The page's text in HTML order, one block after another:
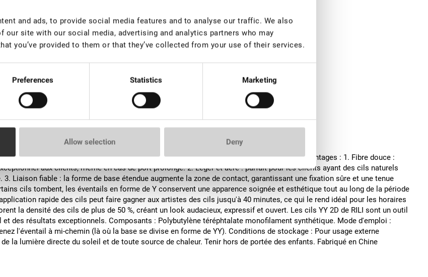
and ads, to provide social media features and to analyse our traffic. We also
our site with our social media, advertising and analytics partners who may
you’ve provided to them or that they’ve collected from your use of their services.
Preferences Statistics Marketing
Deny
Allow selection
conçue pour répondre aux normes les plus élevées de l'industrie des cils. Principaux avantages : 1. Fibre douce :
aux clients, même en cas de port prolongé. 2. Léger et aéré : parfait pour les clients ayant des cils naturels
Liaison fiable : la forme de base étendue augmente la zone de contact, garantissant une fixation sûre et une tenue
cils tombent, les éventails en forme de Y conservent une apparence soignée et esthétique tout au long de la période
rapide des cils peut faire gagner aux artistes des cils jusqu'à 40 minutes, ce qui le rend idéal pour les horaires
la densité des cils de plus de 50 %, créant un look audacieux, expressif et ouvert. Les cils YY 2D de RILI sont un outil
des résultats exceptionnels. Composants : Polybutylène téréphtalate monofilament synthétique. Mode d'emploi :
l'éventail à mi-chemin (là où la base se divise en forme de YY). Conditions de stockage : Pour usage externe
la lumière directe du soleil et de toute source de chaleur. Tenir hors de portée des enfants. Fabriqué en Chine